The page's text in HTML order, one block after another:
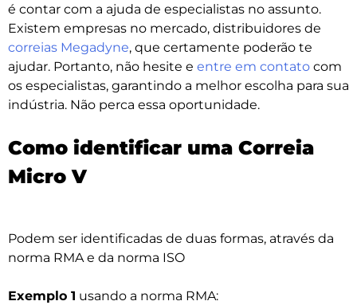
é contar com a ajuda de especialistas no assunto.
Existem empresas no mercado, distribuidores de
correias Megadyne, que certamente poderão te
ajudar. Portanto, não hesite e entre em contato com
os especialistas, garantindo a melhor escolha para sua
indústria. Não perca essa oportunidade.
Como identificar uma Correia
Micro V
Podem ser identificadas de duas formas, através da
norma RMA e da norma ISO
Exemplo 1 usando a norma RMA: